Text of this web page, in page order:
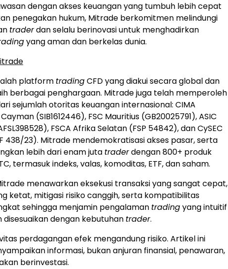
dengan akses keuangan yang tumbuh lebih cepat
penegakan hukum, Mitrade berkomitmen melindungi
traderdan selalu berinovasi untuk menghadirkan
yang aman dan berkelas dunia.
platform tradingCFD yang diakui secara global dan
berbagai penghargaan. Mitrade juga telah memperoleh
sejumlah otoritas keuangan internasional: CIMA
(SIB1612446), FSC Mauritius (GB20025791), ASIC
FSCA Afrika Selatan (FSP 54842), dan CySEC
438/23). Mitrade mendemokratisasi akses pasar, serta
lebih dari enam juta traderdengan 800+ produk
termasuk indeks, valas, komoditas, ETF, dan saham.
menawarkan eksekusi transaksi yang sangat cepat,
ketat, mitigasi risiko canggih, serta kompatibilitas
sehingga menjamin pengalaman tradingyang intuitif
disesuaikan dengan kebutuhan trader.
perdagangan efek mengandung risiko. Artikel ini
informasi, bukan anjuran finansial, penawaran,
berinvestasi.